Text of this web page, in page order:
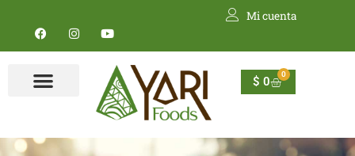
contenido
F
a
c
b
o
I
n
s
Y
u
u
b
e
Mi cuenta
$ 0
0
Carrito